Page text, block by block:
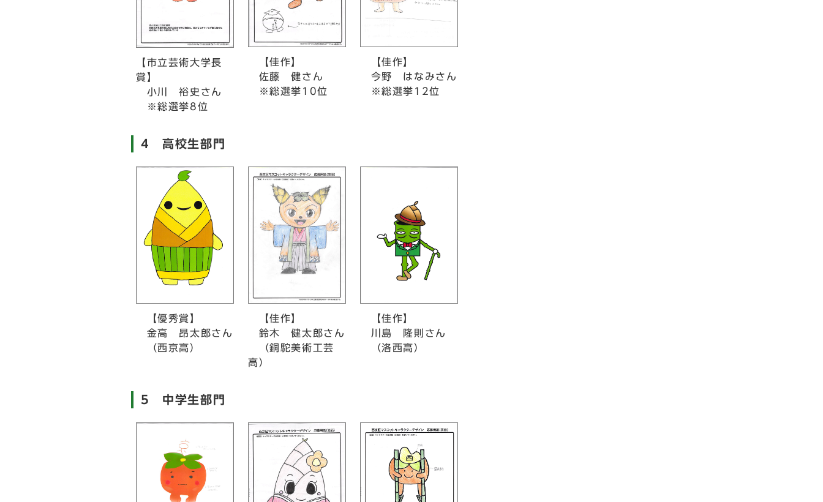
【市立芸術大学長
賞】
小川 裕史さん
※総選挙8位
【佳作】
佐藤 健さん
※総選挙10位
【佳作】
今野 はなみさん
※総選挙12位
4 高校生部門
【優秀賞】
金高 昂太郎さん
（西京高）
【佳作】
鈴木 健太郎さん
（銅駝美術工芸
高）
【佳作】
川島 隆則さん
（洛西高）
5 中学生部門